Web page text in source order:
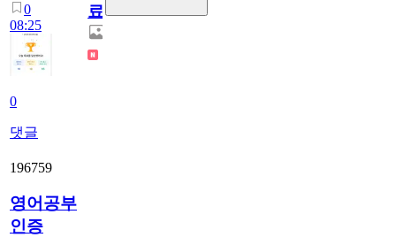
0
08:25
0
댓글
료
196759
영어공부
인증